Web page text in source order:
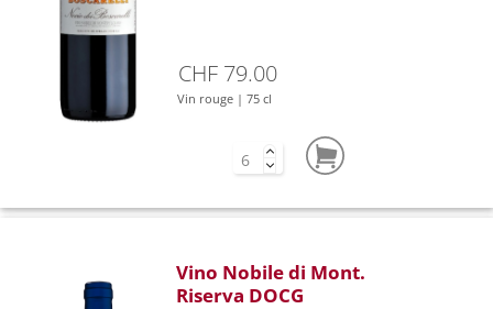
CHF 79.00
Vin rouge | 75 cl
Vino Nobile di Mont.
Riserva DOCG